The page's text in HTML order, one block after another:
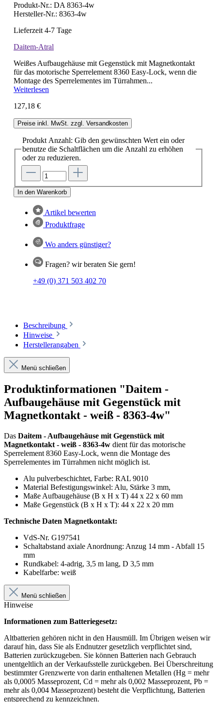
Produkt-Nr.: DA 8363-4w
Hersteller-Nr.: 8363-4w
Lieferzeit 4-7 Tage
Daitem-Atral
Weißes Aufbaugehäuse mit Gegenstück mit Magnetkontakt
für das motorische Sperrelement 8360 Easy-Lock, wenn die
Montage des Sperrelementes im Türrahmen...
Weiterlesen
127,18 €
Preise inkl. MwSt. zzgl. Versandkosten
Produkt Anzahl: Gib den gewünschten Wert ein oder
benutze die Schaltflächen um die Anzahl zu erhöhen
oder zu reduzieren.
In den Warenkorb
Artikel bewerten
Produktfrage
Wo anders günstiger?
Fragen? wir beraten Sie gern!
+49 (0) 371 503 402 70
Beschreibung
Hinweise
Herstellerangaben
Menü schließen
Produktinformationen "Daitem -
Aufbaugehäuse mit Gegenstück mit
Magnetkontakt - weiß - 8363-4w"
Das Daitem - Aufbaugehäuse mit Gegenstück mit
Magnetkontakt - weiß - 8363-4w dient für das motorische
Sperrelement 8360 Easy-Lock, wenn die Montage des
Sperrelementes im Türrahmen nicht möglich ist.
Alu pulverbeschichtet, Farbe: RAL 9010
Material Befestigungswinkel: Alu, Stärke 3 mm,
Maße Aufbaugehäuse (B x H x T) 44 x 22 x 60 mm
Maße Gegenstück (B x H x T): 44 x 22 x 20 mm
Technische Daten Magnetkontakt:
VdS-Nr. G197541
Schaltabstand axiale Anordnung: Anzug 14 mm - Abfall 15
mm
Rundkabel: 4-adrig, 3,5 m lang, D 3,5 mm
Kabelfarbe: weiß
Menü schließen
Hinweise
Informationen zum Batteriegesetz:
Altbatterien gehören nicht in den Hausmüll. Im Übrigen weisen wir
darauf hin, dass Sie als Endnutzer gesetzlich verpflichtet sind,
Batterien zurückzugeben. Sie können Batterien nach Gebrauch
unentgeltlich an der Verkaufsstelle zurückgeben. Bei Überschreitung
bestimmter Grenzwerte von darin enthaltenen Metallen (Hg = mehr
als 0,0005 Masseprozent, Cd = mehr als 0,002 Masseprozent, Pb =
mehr als 0,004 Masseprozent) besteht die Verpflichtung, Batterien
entsprechend zu kennzeichnen.